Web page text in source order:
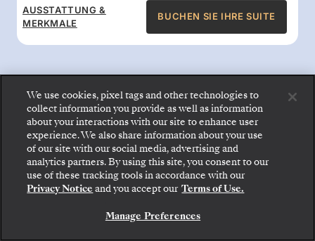
AUSSTATTUNG &
MERKMALE
BUCHEN SIE IHRE SUITE
All-inclusive-Leistungen an
Bord
Genießen Sie den Komfort, für den Silversea
Butlerservice, erstklassige Unterhaltung und
Gehen Sie an Bord: Wählen Sie Ihre Suite und
prüfen Sie die Preise und Inklusivleistungen, bevor
Sie Ihre Silversea-Reise sicher bestätigen.
BUCHEN SIE IHRE SUITE
We use cookies, pixel tags and other technologies to
collect information you provide as well as information
about your interactions with our site to enhance user
experience. We also share information about your use
of our site with our social media, advertising and
analytics partners. By using this site, you consent to our
use of these tracking tools in accordance with our
Privacy Notice and you accept our Terms of Use.
Manage Preferences